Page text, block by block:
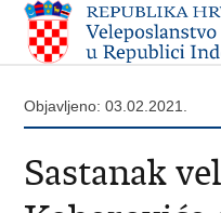
Objavljeno: 03.02.2021.
Sastanak